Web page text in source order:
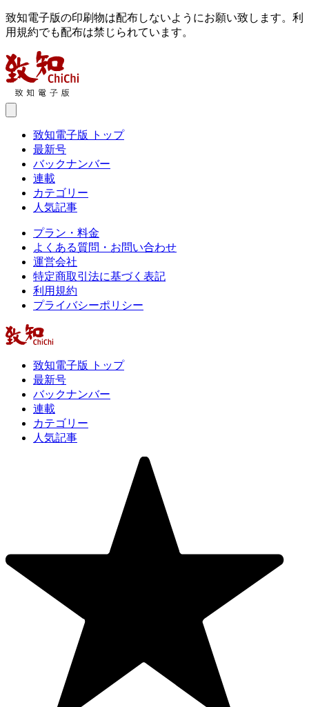
致知電子版の印刷物は配布しないようにお願い致します。利
用規約でも配布は禁じられています。
致知電子版 トップ
最新号
バックナンバー
連載
カテゴリー
人気記事
プラン・料金
よくある質問・お問い合わせ
運営会社
特定商取引法に基づく表記
利用規約
プライバシーポリシー
致知電子版 トップ
最新号
バックナンバー
連載
カテゴリー
人気記事